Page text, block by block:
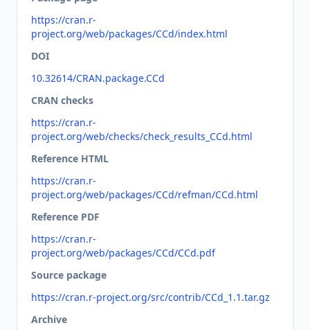
https://cran.r-
project.org/web/packages/CCd/index.html
DOI
10.32614/CRAN.package.CCd
CRAN checks
https://cran.r-
project.org/web/checks/check_results_CCd.html
Reference HTML
https://cran.r-
project.org/web/packages/CCd/refman/CCd.html
Reference PDF
https://cran.r-
project.org/web/packages/CCd/CCd.pdf
Source package
https://cran.r-project.org/src/contrib/CCd_1.1.tar.gz
Archive